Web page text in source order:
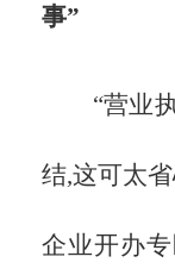
事”
“营业
结,这可太
企业开办